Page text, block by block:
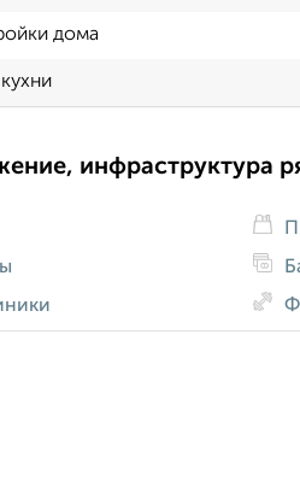
дома
инфраструктура